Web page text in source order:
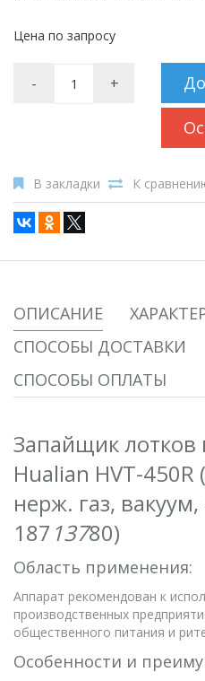
Цена по запросу
- +
В закладки К
ОПИСАНИЕ
СПОСОБЫ ДОСТАВКИ
СПОСОБЫ ОПЛАТЫ
Запайщик лотков
Hualian HVT-
нерж. газ, вакуум,
187 13780)
Область применения:
Аппарат рекомендован к
производственных
общественного питания и
Особенности и